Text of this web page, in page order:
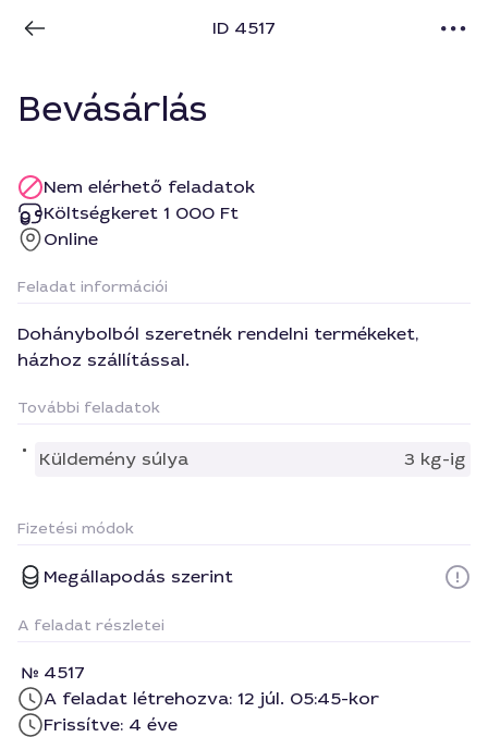
ID 4517
Bevásárlás
Nem elérhető feladatok
Költségkeret 1 000 Ft
Online
Feladat információi
Dohánybolból szeretnék rendelni termékeket,
házhoz szállítással.
További feladatok
Küldemény súlya 3 kg-ig
Fizetési módok
Megállapodás szerint
A feladat részletei
4517
A feladat létrehozva: 12 júl. 05:45-kor
Frissítve: 4 éve